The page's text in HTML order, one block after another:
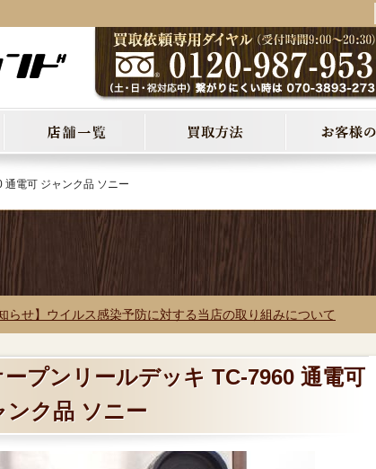
電可 ジャンク品 ソニー
知らせ】ウイルス感染予防に対する当店の取り組みについて
プンリールデッキ TC-7960 通電可
ンク品 ソニー